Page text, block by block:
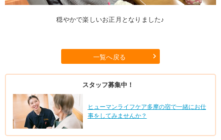
穏やかで楽しいお正月となりました♪
一覧へ戻る
スタッフ募集中！
ヒューマンライフケア多摩の宿で一緒にお仕
事をしてみませんか？